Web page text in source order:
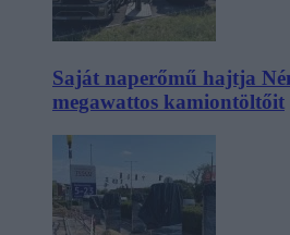
Saját naperőmű hajtja
megawattos kamiontöltőit